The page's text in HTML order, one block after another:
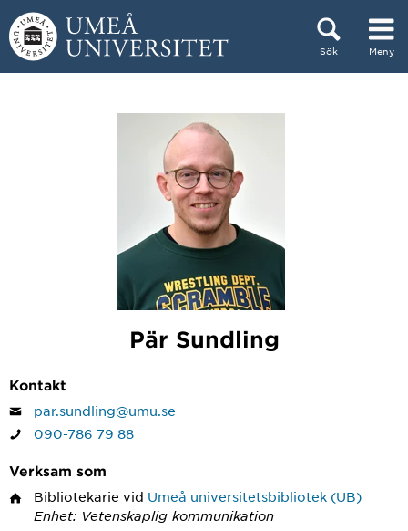
Hoppa direkt till innehållet
Sök Meny
Pär Sundling
Kontakt
par.sundling@umu.se
090-786 79 88
Verksam som
Bibliotekarie vid Umeå universitetsbibliotek (UB)
Enhet: Vetenskaplig kommunikation